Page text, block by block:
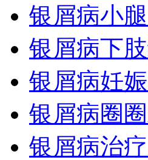
银屑病小
银屑病下
银屑病妊
银屑病圈
银屑病治